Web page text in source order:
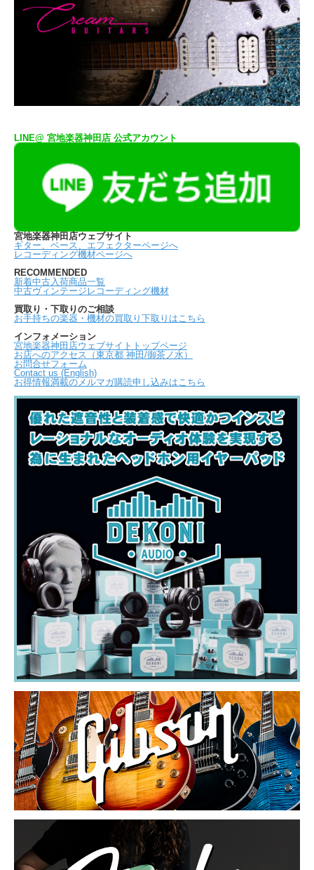
LINE@ 宮地楽器神田店 公式アカウント
宮地楽器神田店ウェブサイト
ギター、ベース、エフェクターページへ
レコーディング機材ページへ
RECOMMENDED
新着中古入荷商品一覧
中古ヴィンテージレコーディング機材
買取り・下取りのご相談
お手持ちの楽器・機材の買取り下取りはこちら
インフォメーション
宮地楽器神田店ウェブサイトトップページ
お店へのアクセス（東京都 神田/御茶ノ水）
お問合せフォーム
Contact us (English)
お得情報満載のメルマガ購読申し込みはこちら